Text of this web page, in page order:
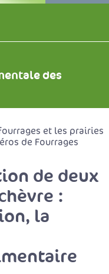
des
et les prairies
de Fourrages
de deux
:
la